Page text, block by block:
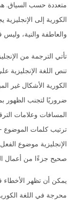
متعددة حسب السياق.
الكورية إلى
والعاطفة والنية،
تأتي الترجمة من
تنص اللغة الإنجليزية
الكورية الأشكال غير
ضروريًا لتجنب الظهور
المسافات وعلامات
ترتيب كلمات الموضوع -
الإنجليزية موضوع
صحيح جزءًا من أعمال
يمكن أن تظهر الأخطاء
محرجة في اللغة